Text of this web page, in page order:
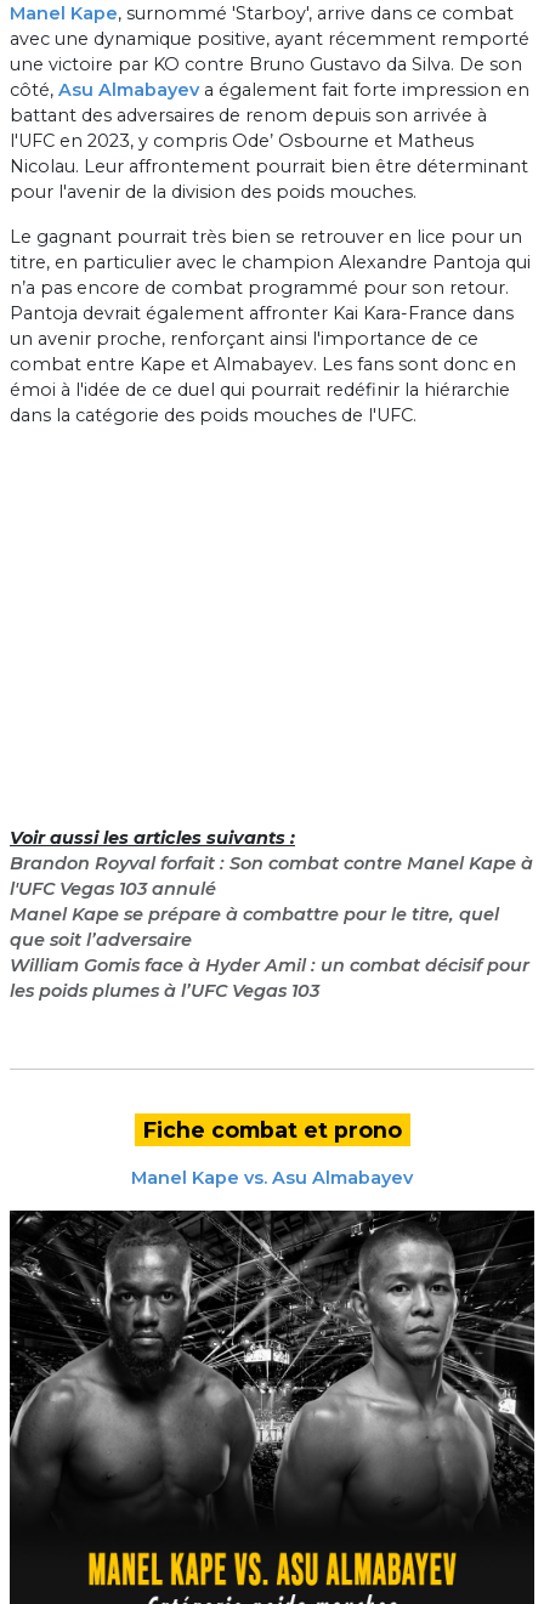
Manel Kape, surnommé 'Starboy', arrive dans ce combat
avec une dynamique positive, ayant récemment remporté
une victoire par KO contre Bruno Gustavo da Silva. De son
côté, Asu Almabayeva également fait forte impression en
battant des adversaires de renom depuis son arrivée à
l'UFC en 2023, y compris Ode’ Osbourne et Matheus
Nicolau. Leur affrontement pourrait bien être déterminant
pour l'avenir de la division des poids mouches.
Le gagnant pourrait très bien se retrouver en lice pour un
titre, en particulier avec le champion Alexandre Pantoja qui
n’a pas encore de combat programmé pour son retour.
Pantoja devrait également affronter Kai Kara-France dans
un avenir proche, renforçant ainsi l'importance de ce
combat entre Kape et Almabayev. Les fans sont donc en
émoi à l'idée de ce duel qui pourrait redéfinir la hiérarchie
dans la catégorie des poids mouches de l'UFC.
Voir aussi les articles suivants :
Brandon Royval forfait : Son combat contre Manel Kape à
l'UFC Vegas 103 annulé
Manel Kape se prépare à combattre pour le titre, quel
que soit l’adversaire
William Gomis face à Hyder Amil : un combat décisif pour
les poids plumes à l’UFC Vegas 103
Fiche combat et prono
Manel Kape vs. Asu Almabayev